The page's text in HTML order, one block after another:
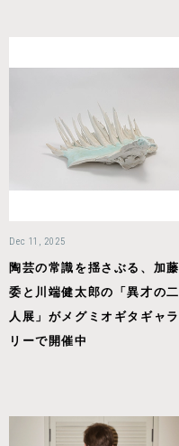
Dec 11, 2025
陶芸の常識を揺さぶる、加藤
委と川端健太郎の「異才の二
人展」がメグミオギタギャラ
リーで開催中